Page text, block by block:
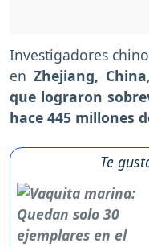
Investigadores
en Zhejiang, China
que lograron
hace 445 millones
Te